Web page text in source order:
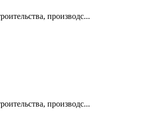
производс...
производс...